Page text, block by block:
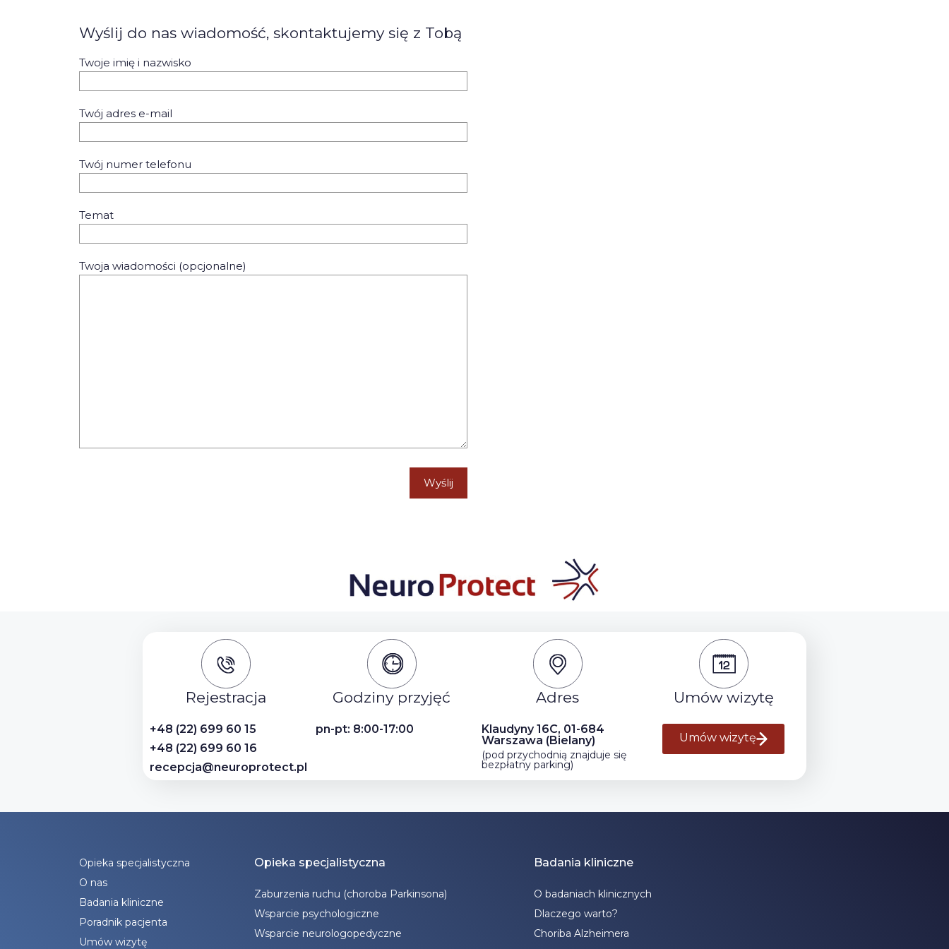
Wyślij do nas wiadomość, skontaktujemy się z Tobą
Twoje imię i nazwisko
Twój adres e-mail
Twój numer telefonu
Temat
Twoja wiadomości (opcjonalne)
Rejestracja
+48 (22) 699 60 15
+48 (22) 699 60 16
recepcja@neuroprotect.pl
Godziny przyjęć
pn-pt: 8:00-17:00
Adres
Klaudyny 16C, 01-684
Warszawa (Bielany)
(pod przychodnią znajduje się
bezpłatny parking)
Umów wizytę
Umów wizytę
Opieka specjalistyczna
O nas
Badania kliniczne
Poradnik pacjenta
Umów wizytę
Opieka specjalistyczna
Zaburzenia ruchu (choroba Parkinsona)
Wsparcie psychologiczne
Wsparcie neurologopedyczne
Badania kliniczne
O badaniach klinicznych
Dlaczego warto?
Choriba Alzheimera